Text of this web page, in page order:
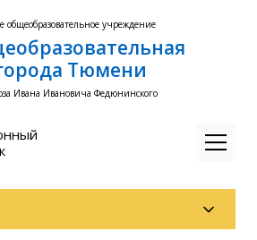
учреждение
Тюмени
Ивана Ивановича Федюнинского